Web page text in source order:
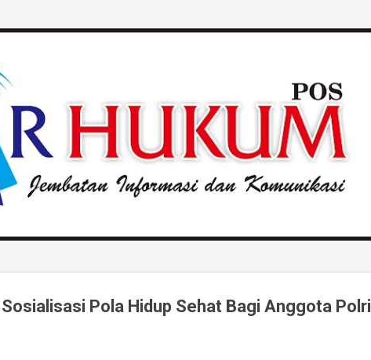
Pola Hidup Sehat Bagi Anggota Polri